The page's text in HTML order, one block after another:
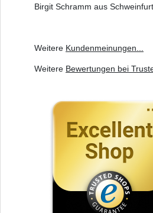
Birgit Schramm aus Schweinfurt
Weitere Kundenmeinungen...
Weitere Bewertungen bei